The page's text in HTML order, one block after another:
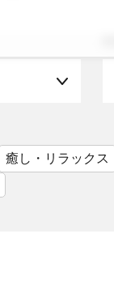
癒し・リラックス